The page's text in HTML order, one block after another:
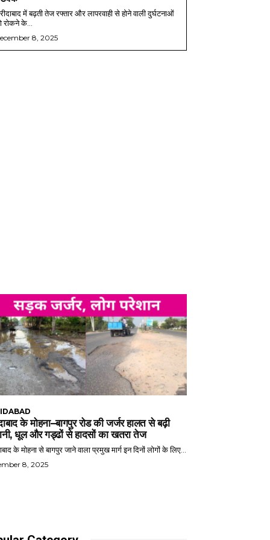
में बढ़ती तेज रफ्तार और लापरवाही से होने वाली दुर्घटनाओं
रोकने के...
8, 2025
के मोहना–बागपुर रोड की जर्जर हालत से बढ़ी
धूल और गड्ढों से हादसों का खतरा तेज
के मोहना से बागपुर जाने वाला प्रमुख मार्ग इन दिनों लोगों के लिए...
8, 2025